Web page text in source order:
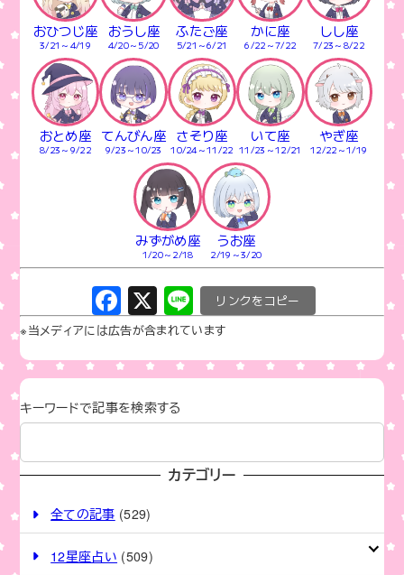
おひつじ座
3/21～4/19
おうし座
4/20～5/20
ふたご座
5/21～6/21
かに座
6/22～7/22
しし座
7/23～8/22
おとめ座
8/23～9/22
てんびん座
9/23～10/23
さそり座
10/24～11/22
いて座
11/23～12/21
やぎ座
12/22～1/19
みずがめ座
1/20～2/18
うお座
2/19～3/20
F
a
c
e
b
o
k
X Li
n
e
C
o
p
y
Li
k
※当メディアには広告が含まれています
キーワードで記事を検索する
カテゴリー
全ての記事 (529)
12星座占い (509)